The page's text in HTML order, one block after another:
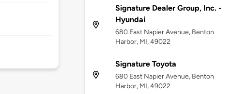
Signature Dealer Group, Inc. -
Hyundai
680 East Napier Avenue, Benton
Harbor, MI, 49022
Signature Toyota
680 East Napier Avenue, Benton
Harbor, MI, 49022